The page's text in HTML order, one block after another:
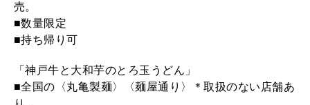
売。
■数量限定
■持ち帰り可
「神戸牛と大和芋のとろ玉うどん」
■全国の〈丸亀製麺〉〈麺屋通り〉＊取扱のない店舗あ